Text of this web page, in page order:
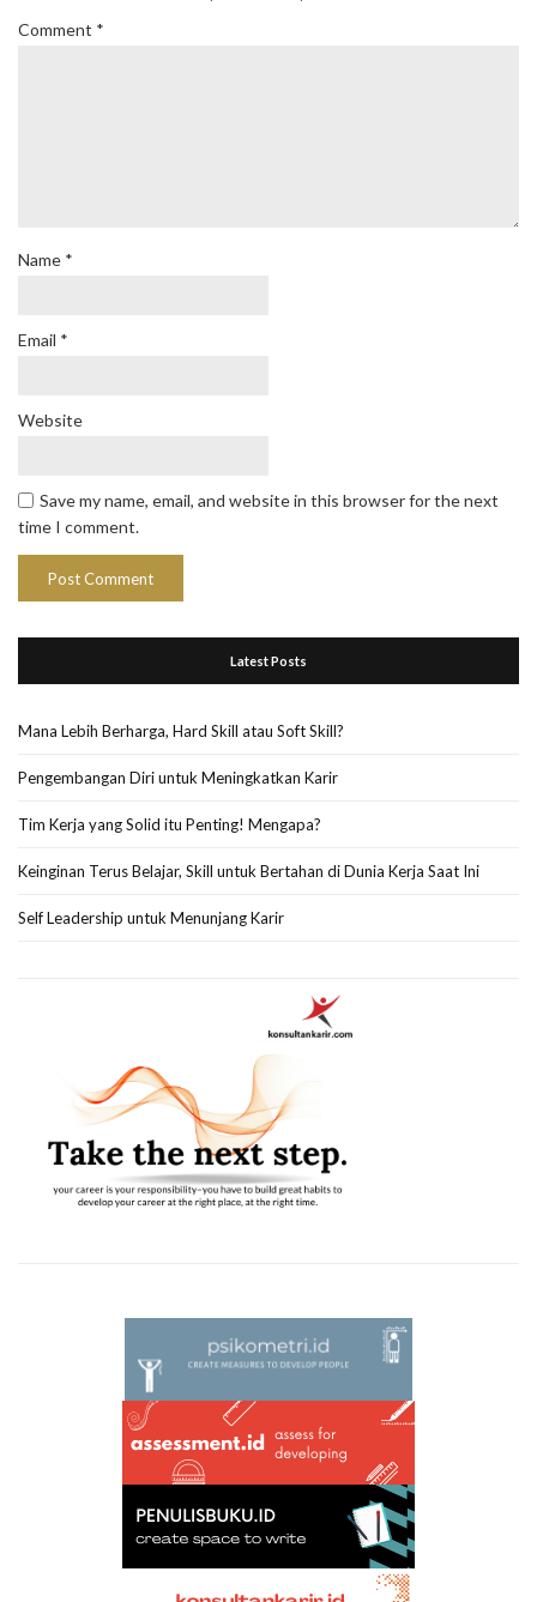
Comment *
Name *
Email *
Website
Save my name, email, and website in this browser for the next
time I comment.
Latest Posts
Mana Lebih Berharga, Hard Skill atau Soft Skill?
Pengembangan Diri untuk Meningkatkan Karir
Tim Kerja yang Solid itu Penting! Mengapa?
Keinginan Terus Belajar, Skill untuk Bertahan di Dunia Kerja Saat Ini
Self Leadership untuk Menunjang Karir